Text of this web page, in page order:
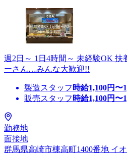
週2日～ 1日4時間～ 未経験OK 扶
ーさん…みんな大歓迎!!
製造スタッフ 時給1,100円〜
販売スタッフ 時給1,100円〜
勤務地
面接地
群馬県高崎市棟高町1400番地 イ